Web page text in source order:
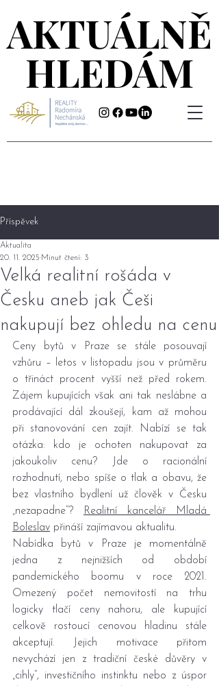
AKTUÁLNĚ
HLEDÁM
AKTUÁLNĚ
HLEDÁM
Příspěvek
Velká realitní rošáda v
Česku aneb jak Češi
nakupují bez ohledu na cenu
Aktualita
20. 11. 2025 Minut čtení: 3
Ceny bytů v Praze se stále posouvají
vzhůru – letos v listopadu jsou v průměru
o třináct procent vyšší než před rokem.
Zájem kupujících však ani tak neslábne a
prodávající dál zkoušejí, kam až mohou
při stanovování cen zajít. Nabízí se tak
otázka: kdo je ochoten nakupovat za
jakoukoliv cenu? Jde o racionální
rozhodnutí, nebo spíše o tlak a obavu, že
bez vlastního bydlení už člověk v Česku
„nezapadne“?
Realitní kancelář Mladá
Boleslav přináší zajímavou aktualitu.
Nabídka bytů v Praze je momentálně
jedna z nejnižších od období
pandemického boomu v roce 2021.
Omezený počet nemovitostí na trhu
logicky tlačí ceny nahoru, ale kupující
celkově rostoucí cenovou hladinu stále
akceptují. Jejich motivace přitom
nevychází jen z tradiční české důvěry v
„cihly“, investičního instinktu nebo z úspor